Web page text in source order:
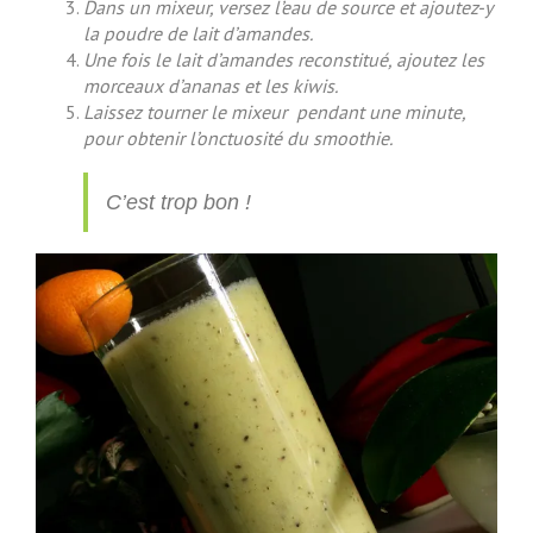
Dans un mixeur, versez l’eau de source et ajoutez-y
la poudre de lait d’amandes.
Une fois le lait d’amandes reconstitué, ajoutez les
morceaux d’ananas et les kiwis.
Laissez tourner le mixeur pendant une minute,
pour obtenir l’onctuosité du smoothie.
C’est trop bon !